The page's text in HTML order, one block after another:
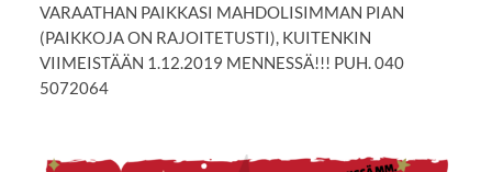
VARAATHAN PAIKKASI MAHDOLISIMMAN PIAN
(PAIKKOJA ON RAJOITETUSTI), KUITENKIN
VIIMEISTÄÄN 1.12.2019 MENNESSÄ!!! PUH. 040
5072064